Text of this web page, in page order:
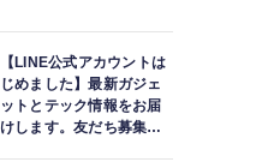
【LINE公式アカウントは
じめました】最新ガジェ
ットとテック情報をお届
けします。友だち募集